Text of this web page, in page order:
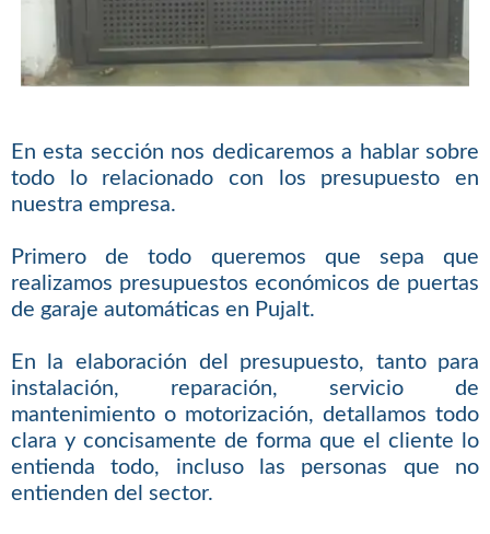
En esta sección nos dedicaremos a hablar sobre
todo lo relacionado con los presupuesto en
nuestra empresa.
Primero de todo queremos que sepa que
realizamos presupuestos económicos de puertas
de garaje automáticas en Pujalt.
En la elaboración del presupuesto, tanto para
instalación, reparación, servicio de
mantenimiento o motorización, detallamos todo
clara y concisamente de forma que el cliente lo
entienda todo, incluso las personas que no
entienden del sector.